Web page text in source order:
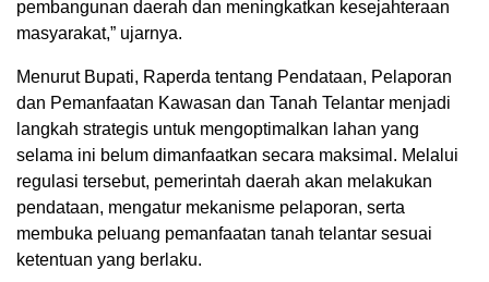
pembangunan daerah dan meningkatkan kesejahteraan
masyarakat,” ujarnya.
Menurut Bupati, Raperda tentang Pendataan, Pelaporan
dan Pemanfaatan Kawasan dan Tanah Telantar menjadi
langkah strategis untuk mengoptimalkan lahan yang
selama ini belum dimanfaatkan secara maksimal. Melalui
regulasi tersebut, pemerintah daerah akan melakukan
pendataan, mengatur mekanisme pelaporan, serta
membuka peluang pemanfaatan tanah telantar sesuai
ketentuan yang berlaku.